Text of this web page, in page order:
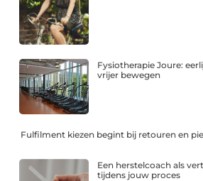
Fysiotherapie Joure:
vrijer bewegen
Fulfilment kiezen begint bij retouren en
Een herstelcoach als
tijdens jouw proces